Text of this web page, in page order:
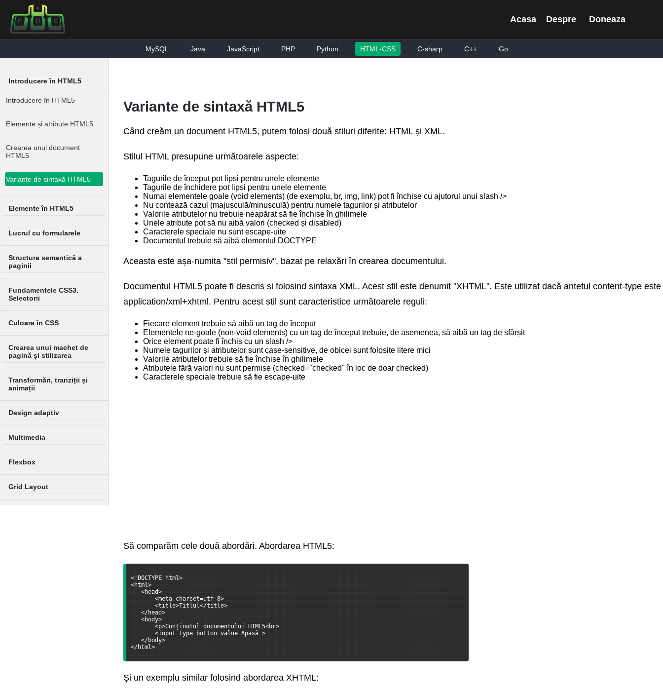
Acasa Despre Doneaza
MySQL Java JavaScript PHP Python HTML-CSS C-sharp C++ Go
Introducere în HTML5
Introducere în HTML5
Elemente și atribute HTML5
Crearea unui document
HTML5
Variante de sintaxă HTML5
Elemente în HTML5
Lucrul cu formularele
Structura semantică a
paginii
Fundamentele CSS3.
Selectorii
Culoare în CSS
Crearea unui machet de
pagină și stilizarea
Transformări, tranziții și
animații
Design adaptiv
Multimedia
Flexbox
Grid Layout
Variante de sintaxă HTML5
Când creăm un document HTML5, putem folosi două stiluri diferite: HTML și XML.
Stilul HTML presupune următoarele aspecte:
Tagurile de început pot lipsi pentru unele elemente
Tagurile de închidere pot lipsi pentru unele elemente
Numai elementele goale (void elements) (de exemplu, br, img, link) pot fi închise cu ajutorul unui slash />
Nu contează cazul (majusculă/minusculă) pentru numele tagurilor și atributelor
Valorile atributelor nu trebuie neapărat să fie închise în ghilimele
Unele atribute pot să nu aibă valori (checked și disabled)
Caracterele speciale nu sunt escape-uite
Documentul trebuie să aibă elementul DOCTYPE
Aceasta este așa-numita "stil permisiv", bazat pe relaxări în crearea documentului.
Documentul HTML5 poate fi descris și folosind sintaxa XML. Acest stil este denumit "XHTML". Este utilizat dacă antetul content-type
application/xml+xhtml. Pentru acest stil sunt caracteristice următoarele reguli:
Fiecare element trebuie să aibă un tag de început
Elementele ne-goale (non-void elements) cu un tag de început trebuie, de asemenea, să aibă un tag de sfârșit
Orice element poate fi închis cu un slash />
Numele tagurilor și atributelor sunt case-sensitive, de obicei sunt folosite litere mici
Valorile atributelor trebuie să fie închise în ghilimele
Atributele fără valori nu sunt permise (checked="checked" în loc de doar checked)
Caracterele speciale trebuie să fie escape-uite
Să comparăm cele două abordări. Abordarea HTML5:
<!DOCTYPE html>
<html>
<head>
<meta charset=utf-8>
<title>Titlul</title>
</head>
<body>
<p>Conținutul documentului HTML5<br>
<input type=button value=Apasă >
</body>
</html>
Și un exemplu similar folosind abordarea XHTML: